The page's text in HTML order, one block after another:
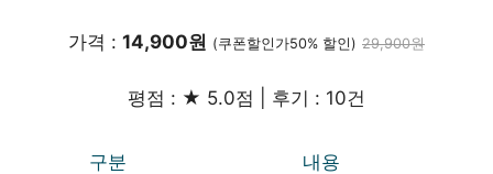
가격 : 14,900원 (쿠폰할인가50% 할인) 29,900원
평점 : ★ 5.0점 | 후기 : 10건
구분 내용